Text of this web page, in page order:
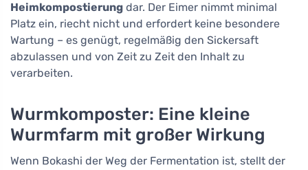
Heimkompostierung dar. Der Eimer nimmt minimal
Platz ein, riecht nicht und erfordert keine besondere
Wartung – es genügt, regelmäßig den Sickersaft
abzulassen und von Zeit zu Zeit den Inhalt zu
verarbeiten.
Wurmkomposter: Eine kleine
Wurmfarm mit großer Wirkung
Wenn Bokashi der Weg der Fermentation ist, stellt der